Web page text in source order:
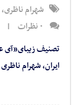
شهرام ناظری,
۰ نظرات
|
تصنیف زیبای«آی
ایران، شهرام ناظری